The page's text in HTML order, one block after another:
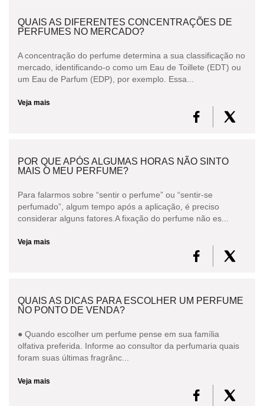
QUAIS AS DIFERENTES CONCENTRAÇÕES DE
PERFUMES NO MERCADO?
A concentração do perfume determina a sua classificação no
mercado, identificando-o como um Eau de Toillete (EDT) ou
um Eau de Parfum (EDP), por exemplo. Essa...
Veja mais
POR QUE APÓS ALGUMAS HORAS NÃO SINTO
MAIS O MEU PERFUME?
Para falarmos sobre “sentir o perfume” ou “sentir-se
perfumado”, algum tempo após a aplicação, é preciso
considerar alguns fatores.A fixação do perfume não es...
Veja mais
QUAIS AS DICAS PARA ESCOLHER UM PERFUME
NO PONTO DE VENDA?
● Quando escolher um perfume pense em sua família
olfativa preferida. Informe ao consultor da perfumaria quais
foram suas últimas fragrânc...
Veja mais